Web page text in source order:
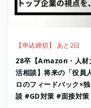
【申込締切】 あと2日
28卒【Amazon・人材
活相談】将来の「役員
ロのフィードバック×
談 #GD対策 #面接対策